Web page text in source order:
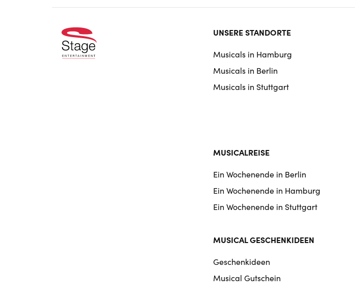
Footer
navigation
UNSERE STANDORTE
Musicals in Hamburg
Musicals in Berlin
Musicals in Stuttgart
MUSICALREISE
Ein Wochenende in Berlin
Ein Wochenende in Hamburg
Ein Wochenende in Stuttgart
MUSICAL GESCHENKIDEEN
Geschenkideen
Musical Gutschein